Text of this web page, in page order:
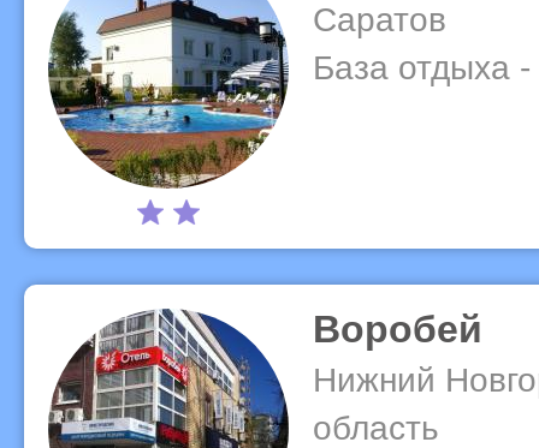
Саратов
База отдыха
Воробей
Нижний
область